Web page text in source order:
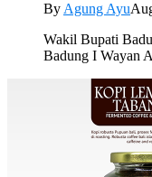
By Agung Ayu
Wakil Bupati
Badung I Wayan